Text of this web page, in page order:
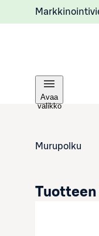
Avaa
valikko
Murupolku